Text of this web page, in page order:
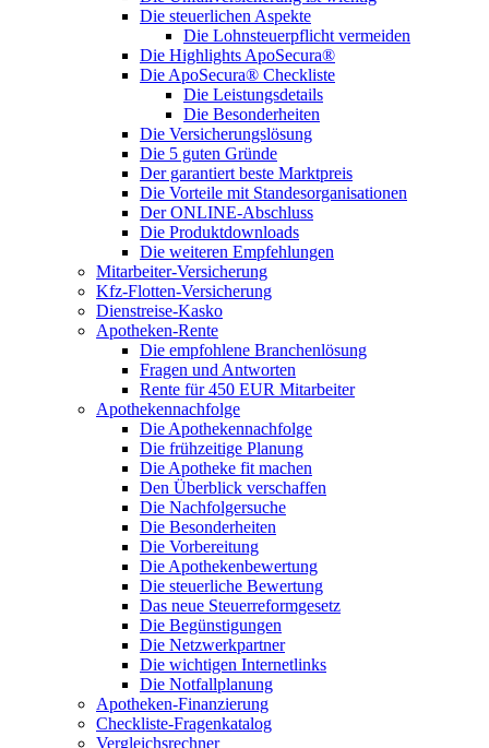
Die steuerlichen Aspekte
Die Lohnsteuerpflicht vermeiden
Die Highlights ApoSecura®
Die ApoSecura® Checkliste
Die Leistungsdetails
Die Besonderheiten
Die Versicherungslösung
Die 5 guten Gründe
Der garantiert beste Marktpreis
Die Vorteile mit Standesorganisationen
Der ONLINE-Abschluss
Die Produktdownloads
Die weiteren Empfehlungen
Mitarbeiter-Versicherung
Kfz-Flotten-Versicherung
Dienstreise-Kasko
Apotheken-Rente
Die empfohlene Branchenlösung
Fragen und Antworten
Rente für 450 EUR Mitarbeiter
Apothekennachfolge
Die Apothekennachfolge
Die frühzeitige Planung
Die Apotheke fit machen
Den Überblick verschaffen
Die Nachfolgersuche
Die Besonderheiten
Die Vorbereitung
Die Apothekenbewertung
Die steuerliche Bewertung
Das neue Steuerreformgesetz
Die Begünstigungen
Die Netzwerkpartner
Die wichtigen Internetlinks
Die Notfallplanung
Apotheken-Finanzierung
Checkliste-Fragenkatalog
Vergleichsrechner